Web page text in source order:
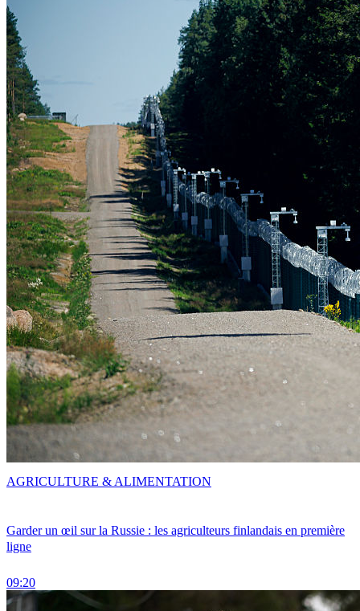
Garder un œil sur la Russie : les agriculteurs finlandais en première
ligne
09:20
AGRICULTURE & ALIMENTATION